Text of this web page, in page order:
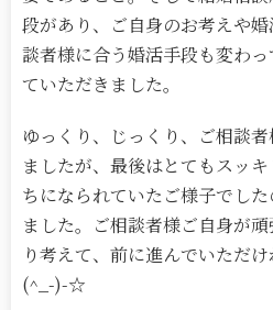
段があり、ご自身のお考えや
談者様に合う婚活手段も変わ
ていただきました。
ゆっくり、じっくり、ご相談
ましたが、最後はとてもスッ
ちになられていたご様子でし
ました。ご相談者様ご自身が
り考えて、前に進んでいただ
(^_-)-☆